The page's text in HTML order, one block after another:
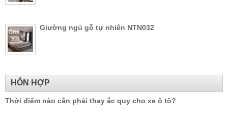
Giường ngủ gỗ tự nhiên NTN032
HỖN HỢP
Thời điểm nào cần phải thay ắc quy cho xe ô tô?